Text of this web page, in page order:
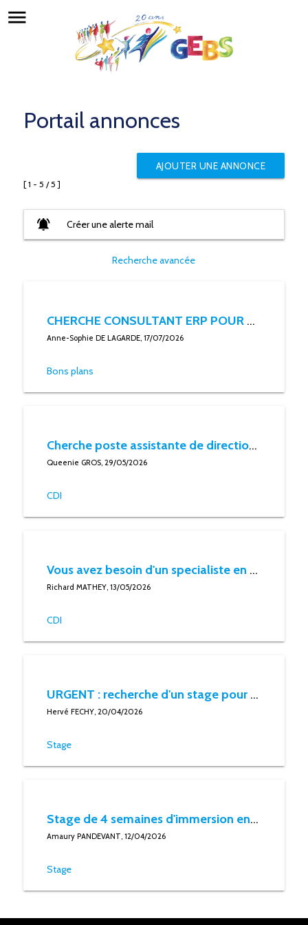
menu
Portail annonces
AJOUTER UNE ANNONCE
[ 1 - 5 / 5 ]
notifications_active Créer une alerte mail
Recherche avancée
CHERCHE CONSULTANT ERP POUR DIAGNOSTIC
Anne-Sophie DE LAGARDE, 17/07/2026
Bons plans
Cherche poste assistante de direction / assistante administratif : assistante polyvalente
Queenie GROS, 29/05/2026
CDI
Vous avez besoin d'un specialiste en marketing digital ?
Richard MATHEY, 13/05/2026
CDI
URGENT : recherche d'un stage pour une étudiante de l'ESCP (PGE 1)
Hervé FECHY, 20/04/2026
Stage
Stage de 4 semaines d'immersion en entreprise
Amaury PANDEVANT, 12/04/2026
Stage